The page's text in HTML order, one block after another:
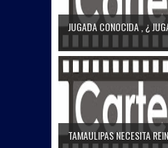
JUGADA CONOCIDA , ¿
TAMAULIPAS NECESITA